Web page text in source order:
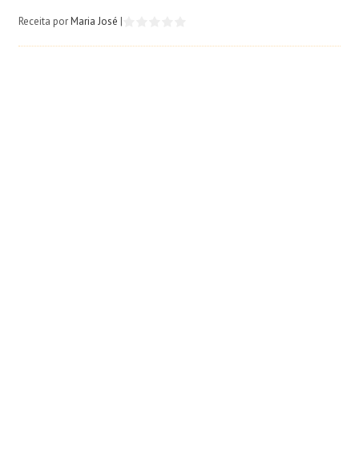
Receita porMaria José |